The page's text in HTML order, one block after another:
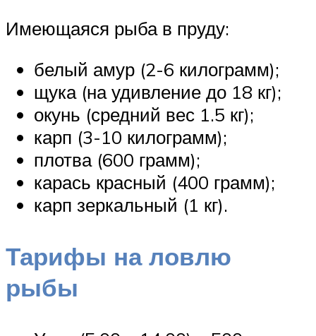
Имеющаяся рыба в пруду:
белый амур (2-6 килограмм);
щука (на удивление до 18 кг);
окунь (средний вес 1.5 кг);
карп (3-10 килограмм);
плотва (600 грамм);
карась красный (400 грамм);
карп зеркальный (1 кг).
Тарифы на ловлю
рыбы